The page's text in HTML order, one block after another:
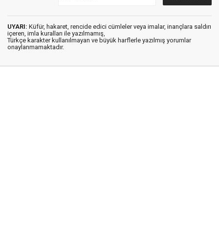
UYARI: Küfür, hakaret, rencide edici cümleler veya imalar, inançlara saldırı
içeren, imla kuralları ile yazılmamış,
Türkçe karakter kullanılmayan ve büyük harflerle yazılmış yorumlar
onaylanmamaktadır.